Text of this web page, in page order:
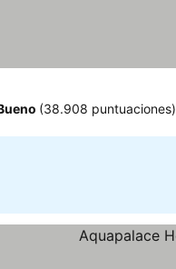
(38.908 puntuaciones)